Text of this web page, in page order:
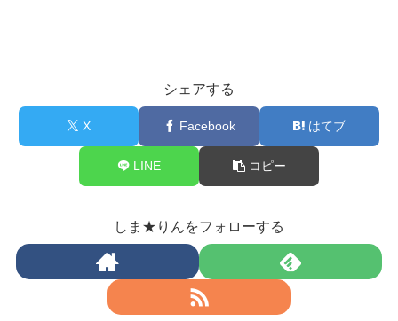
シェアする
X Facebook はてブ
LINE コピー
しま★りんをフォローする